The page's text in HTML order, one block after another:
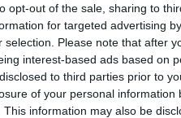
opt-out of the sale, sharing to
for targeted advertising
selection. Please note that after
interest-based ads based on
to third parties prior to
of your personal information
This information may also be